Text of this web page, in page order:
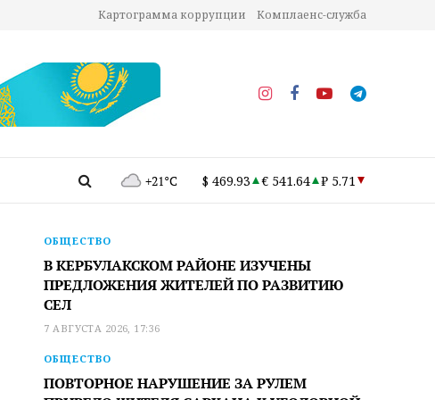
Картограмма коррупции Комплаенс-служба
+21°C $ 469.93 € 541.64 ₽ 5.71
ОБЩЕСТВО
В КЕРБУЛАКСКОМ РАЙОНЕ ИЗУЧЕНЫ
ПРЕДЛОЖЕНИЯ ЖИТЕЛЕЙ ПО РАЗВИТИЮ
СЕЛ
7 АВГУСТА 2026, 17:36
ОБЩЕСТВО
ПОВТОРНОЕ НАРУШЕНИЕ ЗА РУЛЕМ